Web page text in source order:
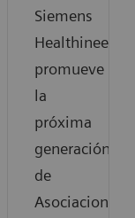
Siemens
Healthineers
promueve
la
próxima
generación
de
Asociaciones